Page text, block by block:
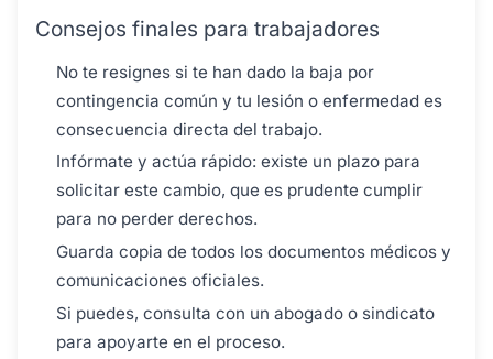
Consejos finales para trabajadores
No te resignes si te han dado la baja por
contingencia común y tu lesión o enfermedad es
consecuencia directa del trabajo.
Infórmate y actúa rápido: existe un plazo para
solicitar este cambio, que es prudente cumplir
para no perder derechos.
Guarda copia de todos los documentos médicos y
comunicaciones oficiales.
Si puedes, consulta con un abogado o sindicato
para apoyarte en el proceso.